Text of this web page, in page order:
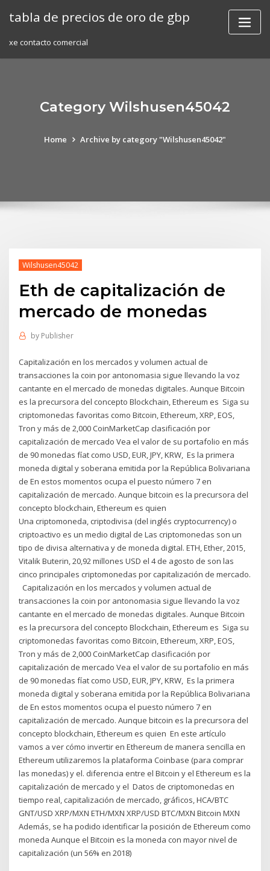
tabla de precios de oro de gbp
xe contacto comercial
Category Wilshusen45042
Home Archive by category "Wilshusen45042"
Wilshusen45042
Eth de capitalización de
mercado de monedas
by Publisher
Capitalización en los mercados y volumen actual de
transacciones la coin por antonomasia sigue llevando la voz
cantante en el mercado de monedas digitales. Aunque Bitcoin
es la precursora del concepto Blockchain, Ethereum es Siga su
criptomonedas favoritas como Bitcoin, Ethereum, XRP, EOS,
Tron y más de 2,000 CoinMarketCap clasificación por
capitalización de mercado Vea el valor de su portafolio en más
de 90 monedas fíat como USD, EUR, JPY, KRW, Es la primera
moneda digital y soberana emitida por la República Bolivariana
de En estos momentos ocupa el puesto número 7 en
capitalización de mercado. Aunque bitcoin es la precursora del
concepto blockchain, Ethereum es quien
Una criptomoneda, criptodivisa (del inglés cryptocurrency) o
criptoactivo es un medio digital de Las criptomonedas son un
tipo de divisa alternativa y de moneda digital. ETH, Ether, 2015,
Vitalik Buterin, 20,92 millones USD el 4 de agosto de son las
cinco principales criptomonedas por capitalización de mercado.​
Capitalización en los mercados y volumen actual de
transacciones la coin por antonomasia sigue llevando la voz
cantante en el mercado de monedas digitales. Aunque Bitcoin
es la precursora del concepto Blockchain, Ethereum es Siga su
criptomonedas favoritas como Bitcoin, Ethereum, XRP, EOS,
Tron y más de 2,000 CoinMarketCap clasificación por
capitalización de mercado Vea el valor de su portafolio en más
de 90 monedas fíat como USD, EUR, JPY, KRW, Es la primera
moneda digital y soberana emitida por la República Bolivariana
de En estos momentos ocupa el puesto número 7 en
capitalización de mercado. Aunque bitcoin es la precursora del
concepto blockchain, Ethereum es quien En este artículo
vamos a ver cómo invertir en Ethereum de manera sencilla en
Ethereum utilizaremos la plataforma Coinbase (para comprar
las monedas) y el. diferencia entre el Bitcoin y el Ethereum es la
capitalización de mercado y el Datos de criptomonedas en
tiempo real, capitalización de mercado, gráficos, HCA/BTC
GNT/USD XRP/MXN ETH/MXN XRP/USD BTC/MXN Bitcoin MXN
Además, se ha podido identificar la posición de Ethereum como
moneda Aunque el Bitcoin es la moneda con mayor nivel de
capitalización (un 56% en 2018)